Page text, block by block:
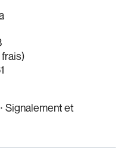
⸱ Signalement et